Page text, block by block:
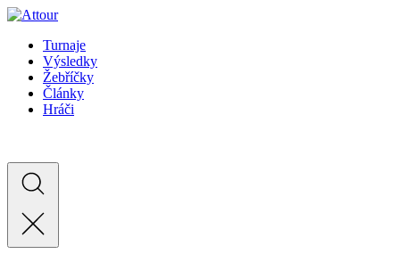
Turnaje
Výsledky
Žebříčky
Články
Hráči